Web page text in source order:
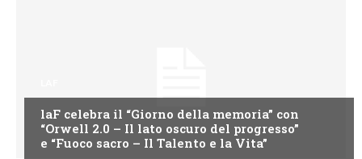
laF celebra il “Giorno della memoria” con
“Orwell 2.0 – Il lato oscuro del progresso”
e “Fuoco sacro – Il Talento e la Vita”